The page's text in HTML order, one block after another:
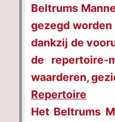
Beltrums
gezegd
dankzij de
de repertoire-
waarderen,
Repertoire
Het Beltrums